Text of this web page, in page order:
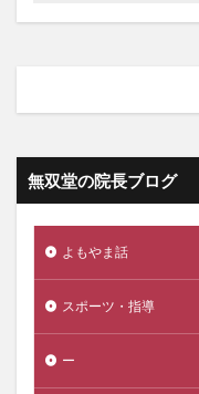
無双堂の院長ブログ
よもやま話
スポーツ・指導
ー